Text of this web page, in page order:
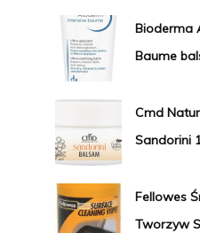
Bioderma
Baume
Cmd
Sandorini
Fellowes
Tworzyw